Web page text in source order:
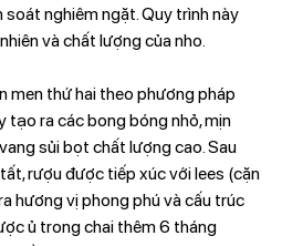
nghiêm ngặt. Quy trình này
và chất lượng của nho.
men thứ hai theo phương pháp
tạo ra các bong bóng nhỏ, mịn
sủi bọt chất lượng cao. Sau
rượu được tiếp xúc với lees (cặn
hương vị phong phú và cấu trúc
ủ trong chai thêm 6 tháng